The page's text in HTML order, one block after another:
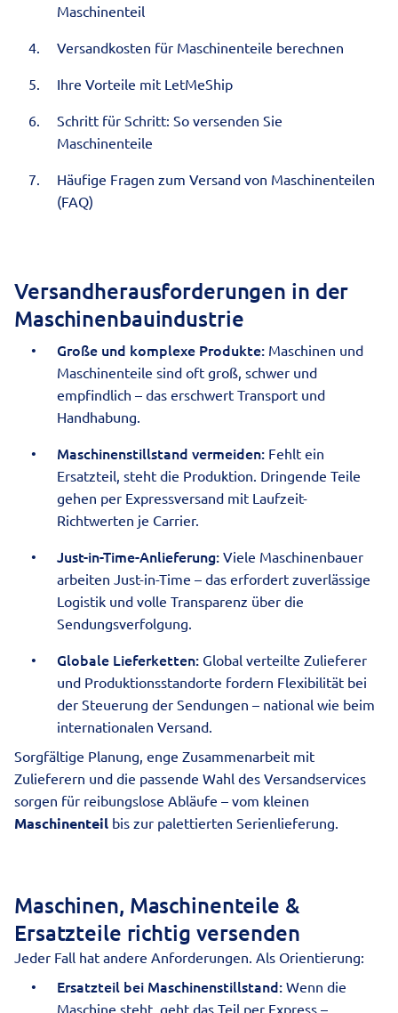
Maschinenteil
Versandkosten für Maschinenteile berechnen
Ihre Vorteile mit LetMeShip
Schritt für Schritt: So versenden Sie
Maschinenteile
Häufige Fragen zum Versand von Maschinenteilen
(FAQ)
Versandherausforderungen in der
Maschinenbauindustrie
Große und komplexe Produkte: Maschinen und
Maschinenteile sind oft groß, schwer und
empfindlich – das erschwert Transport und
Handhabung.
Maschinenstillstand vermeiden: Fehlt ein
Ersatzteil, steht die Produktion. Dringende Teile
gehen per Expressversand mit Laufzeit-
Richtwerten je Carrier.
Just-in-Time-Anlieferung: Viele Maschinenbauer
arbeiten Just-in-Time – das erfordert zuverlässige
Logistik und volle Transparenz über die
Sendungsverfolgung
Globale Lieferketten: Global verteilte Zulieferer
und Produktionsstandorte fordern Flexibilität bei
der Steuerung der Sendungen – national wie beim
internationalen Versand
Sorgfältige Planung, enge Zusammenarbeit mit
Zulieferern und die passende Wahl des Versandservices
sorgen für reibungslose Abläufe – vom kleinen
Maschinenteil bis zur palettierten Serienlieferung.
Maschinen, Maschinenteile &
Ersatzteile richtig versenden
Jeder Fall hat andere Anforderungen. Als Orientierung:
Ersatzteil bei Maschinenstillstand: Wenn die
Maschine steht, geht das Teil per Express –